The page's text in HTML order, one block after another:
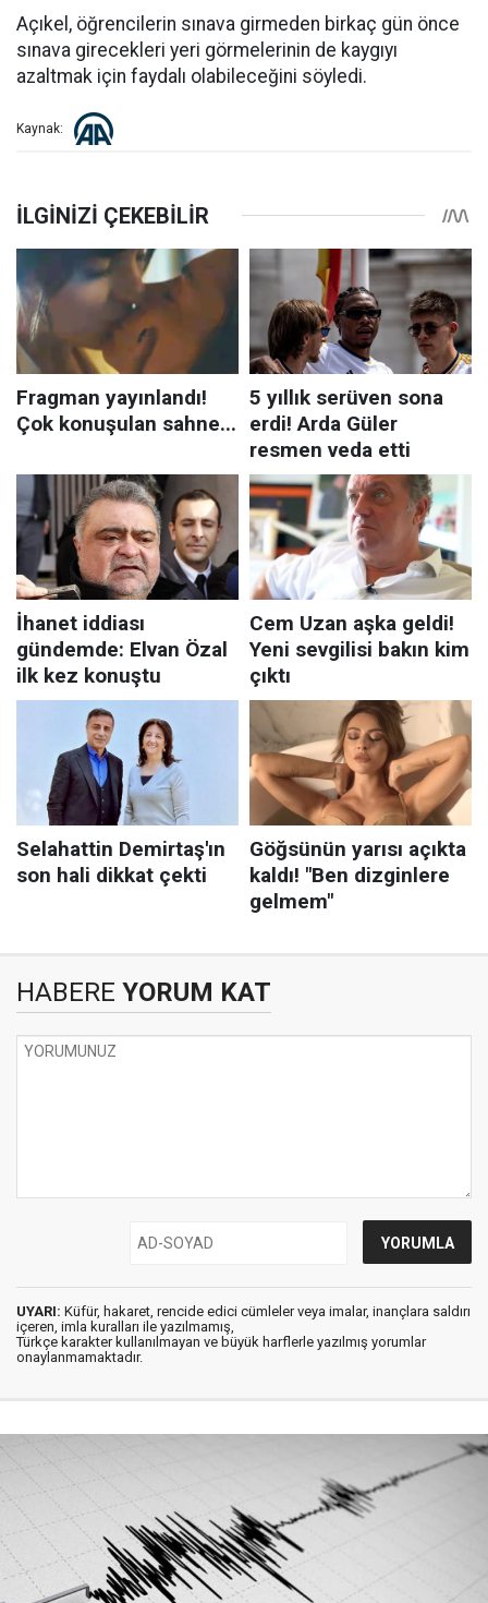
Açıkel, öğrencilerin sınava girmeden birkaç gün önce
sınava girecekleri yeri görmelerinin de kaygıyı
azaltmak için faydalı olabileceğini söyledi.
Kaynak:
HABERE YORUM KAT
UYARI: Küfür, hakaret, rencide edici cümleler veya imalar, inançlara saldırı
içeren, imla kuralları ile yazılmamış,
Türkçe karakter kullanılmayan ve büyük harflerle yazılmış yorumlar
onaylanmamaktadır.